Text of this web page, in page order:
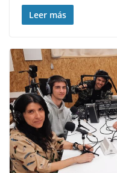
Leer más